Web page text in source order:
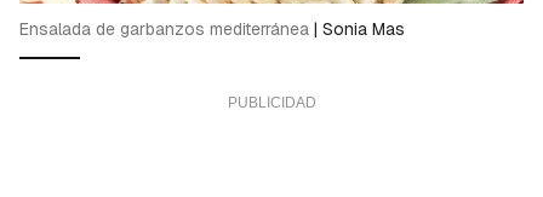
Ensalada de garbanzos mediterránea | Sonia Mas